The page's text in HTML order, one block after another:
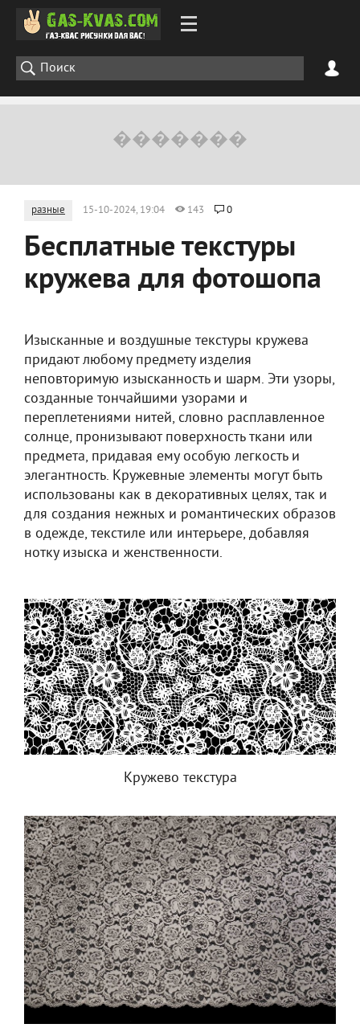
разные 15-10-2024, 19:04 143 0
Бесплатные текстуры
кружева для фотошопа
Изысканные и воздушные текстуры кружева
придают любому предмету изделия
неповторимую изысканность и шарм. Эти узоры,
созданные тончайшими узорами и
переплетениями нитей, словно расплавленное
солнце, пронизывают поверхность ткани или
предмета, придавая ему особую легкость и
элегантность. Кружевные элементы могут быть
использованы как в декоративных целях, так и
для создания нежных и романтических образов
в одежде, текстиле или интерьере, добавляя
нотку изыска и женственности.
Кружево текстура